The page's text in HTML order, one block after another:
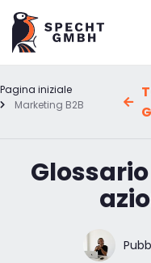
Pagina iniziale
Marketing B2B
Glossario